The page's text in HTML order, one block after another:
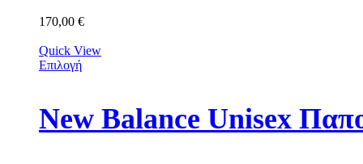
170,00 €
Quick View
Επιλογή
New Balance Unisex